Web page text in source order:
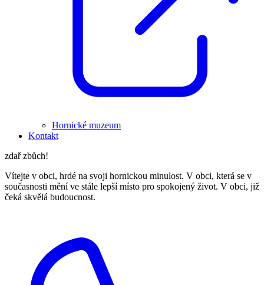
Hornické muzeum
Kontakt
zdař zbůch!
Vítejte v obci, hrdé na svoji hornickou minulost. V obci, která se v
současnosti mění ve stále lepší místo pro spokojený život. V obci, již
čeká skvělá budoucnost.